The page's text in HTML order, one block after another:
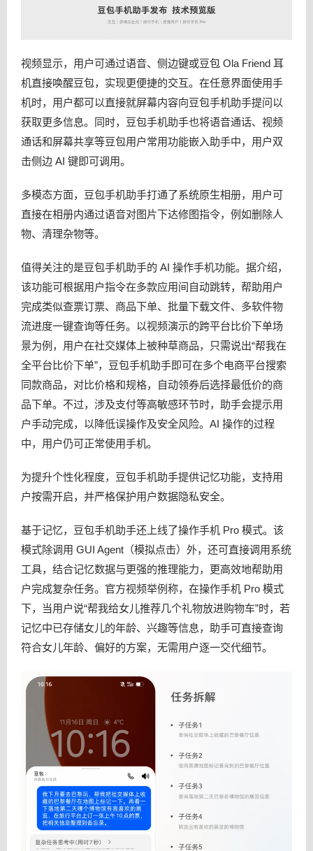
视频显示，用户可通过语音、侧边键或豆包 Ola Friend 耳
机直接唤醒豆包，实现更便捷的交互。在任意界面使用手
机时，用户都可以直接就屏幕内容向豆包手机助手提问以
获取更多信息。同时，豆包手机助手也将语音通话、视频
通话和屏幕共享等豆包用户常用功能嵌入助手中，用户双
击侧边 AI 键即可调用。
多模态方面，豆包手机助手打通了系统原生相册，用户可
直接在相册内通过语音对图片下达修图指令，例如删除人
物、清理杂物等。
值得关注的是豆包手机助手的 AI 操作手机功能。据介绍，
该功能可根据用户指令在多款应用间自动跳转，帮助用户
完成类似查票订票、商品下单、批量下载文件、多软件物
流进度一键查询等任务。以视频演示的跨平台比价下单场
景为例，用户在社交媒体上被种草商品，只需说出“帮我在
全平台比价下单”，豆包手机助手即可在多个电商平台搜索
同款商品，对比价格和规格，自动领券后选择最低价的商
品下单。不过，涉及支付等高敏感环节时，助手会提示用
户手动完成，以降低误操作及安全风险。AI 操作的过程
中，用户仍可正常使用手机。
为提升个性化程度，豆包手机助手提供记忆功能，支持用
户按需开启，并严格保护用户数据隐私安全。
基于记忆，豆包手机助手还上线了操作手机 Pro 模式。该
模式除调用 GUI Agent（模拟点击）外，还可直接调用系统
工具，结合记忆数据与更强的推理能力，更高效地帮助用
户完成复杂任务。官方视频举例称，在操作手机 Pro 模式
下，当用户说“帮我给女儿推荐几个礼物放进购物车”时，若
记忆中已存储女儿的年龄、兴趣等信息，助手可直接查询
符合女儿年龄、偏好的方案，无需用户逐一交代细节。